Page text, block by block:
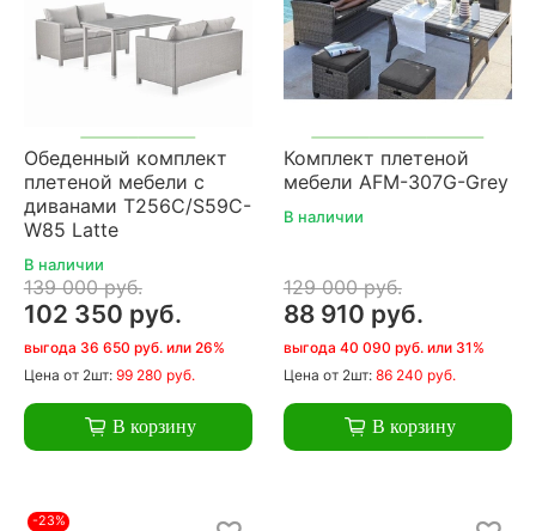
Обеденный комплект
плетеной мебели с
диванами T256C/S59C-
W85 Latte
В наличии
139 000 руб.
102 350 руб.
выгода 36 650 руб. или 26%
Цена от 2шт: 99 280 руб.
В корзину
Комплект плетеной
мебели AFM-307G-Grey
В наличии
129 000 руб.
88 910 руб.
выгода 40 090 руб. или 31%
Цена от 2шт: 86 240 руб.
В корзину
-23%